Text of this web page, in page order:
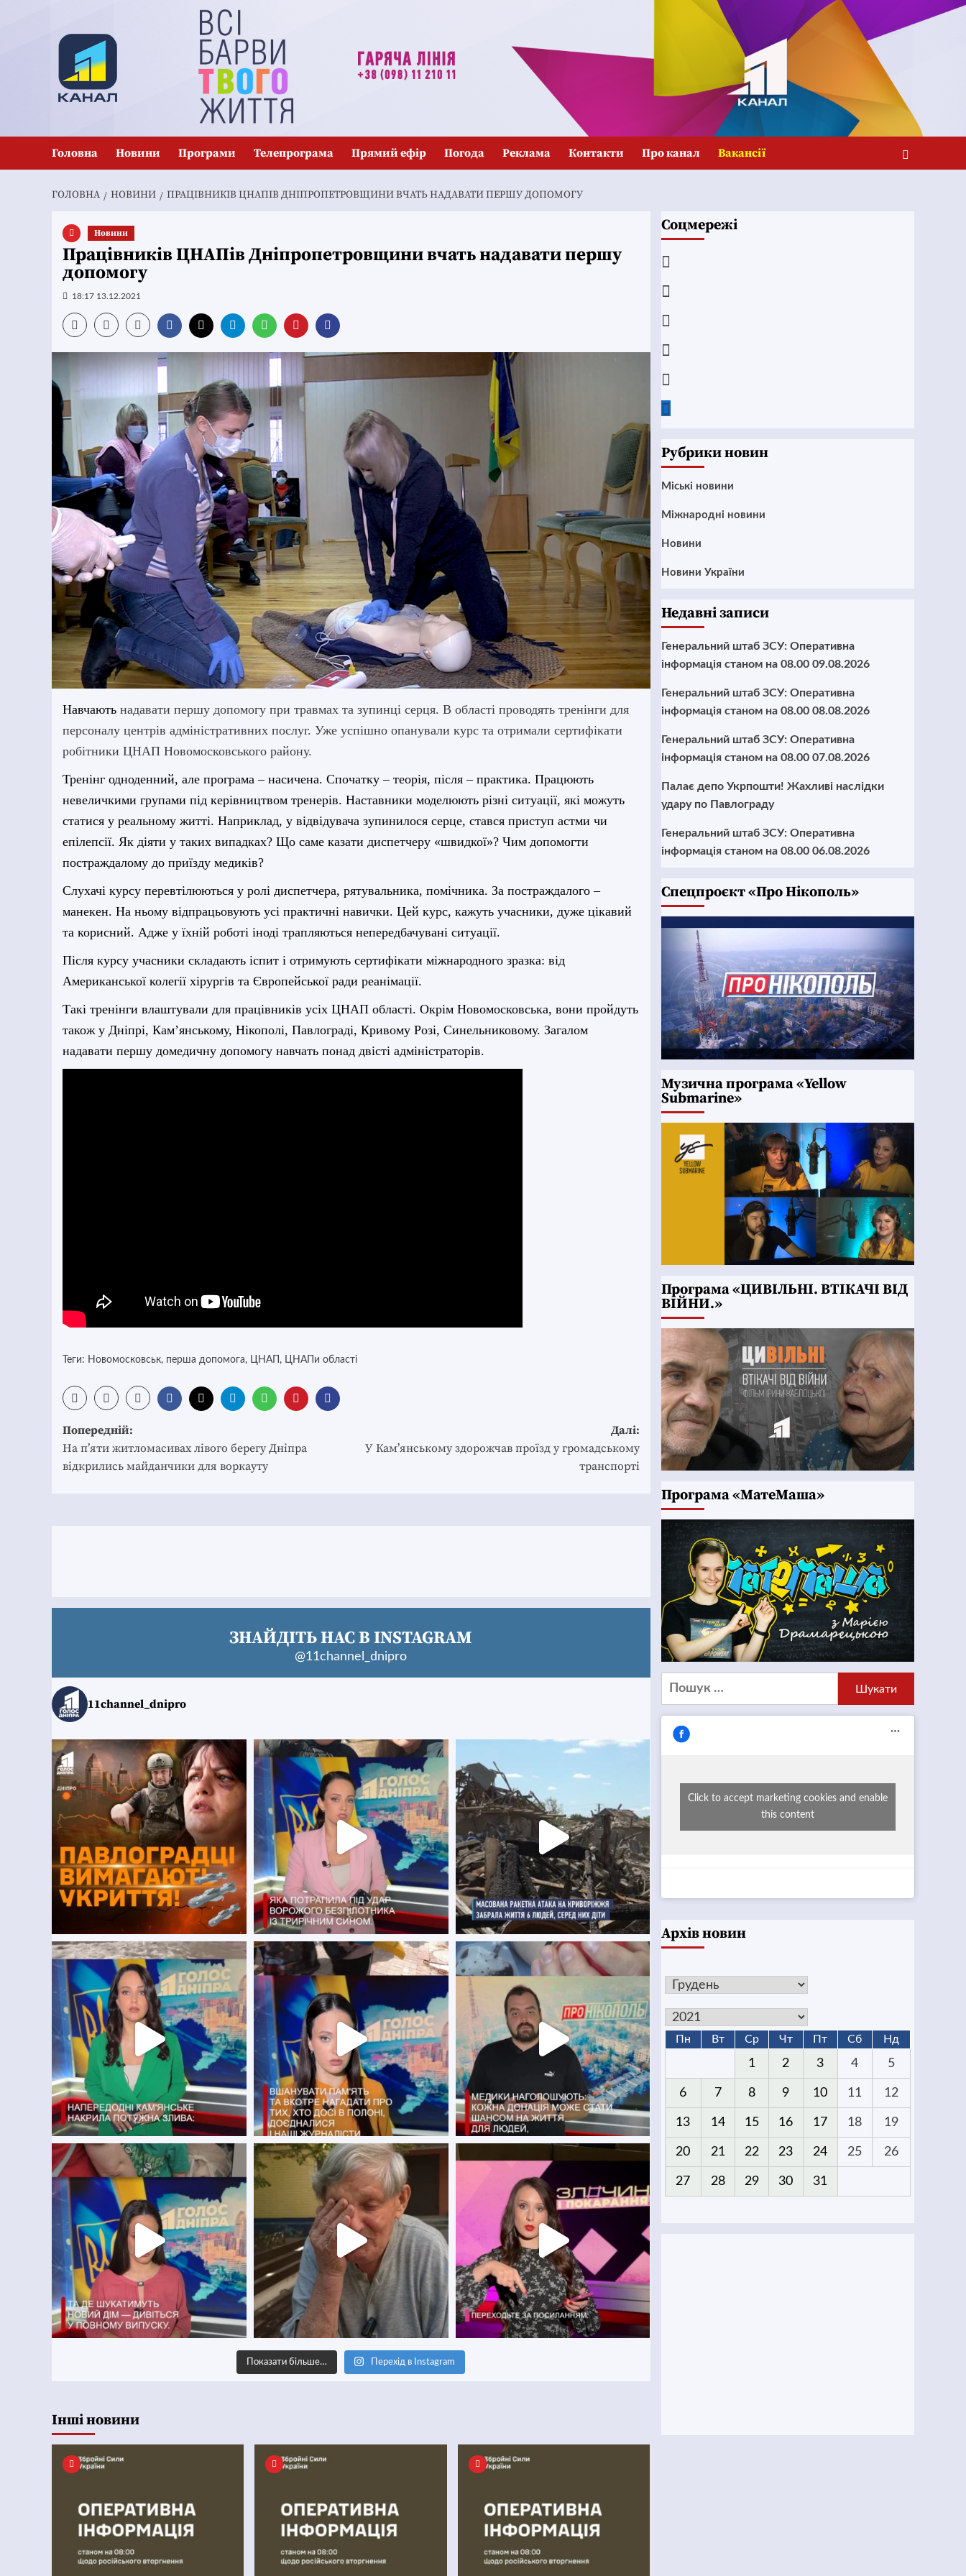
Головна Новини Програми Телепрограма Прямий ефір Погода Реклама Контакти Про канал Вакансії
ГОЛОВНА НОВИНИ ПРАЦІВНИКІВ ЦНАПІВ ДНІПРОПЕТРОВЩИНИ ВЧАТЬ НАДАВАТИ ПЕРШУ ДОПОМОГУ
Новини
Працівників ЦНАПів Дніпропетровщини вчать надавати першу
допомогу
18:17 13.12.2021
Навчають надавати першу допомогу при травмах та зупинці серця. В області проводять тренінги для
персоналу центрів адміністративних послуг. Уже успішно опанували курс та отримали сертифікати
робітники ЦНАП Новомосковського району.
Тренінг одноденний, але програма – насичена. Спочатку – теорія, після – практика. Працюють
невеличкими групами під керівництвом тренерів. Наставники моделюють різні ситуації, які можуть
статися у реальному житті. Наприклад, у відвідувача зупинилося серце, стався приступ астми чи
епілепсії. Як діяти у таких випадках? Що саме казати диспетчеру «швидкої»? Чим допомогти
постраждалому до приїзду медиків?
Слухачі курсу перевтілюються у ролі диспетчера, рятувальника, помічника. За постраждалого –
манекен. На ньому відпрацьовують усі практичні навички. Цей курс, кажуть учасники, дуже цікавий
та корисний. Адже у їхній роботі іноді трапляються непередбачувані ситуації.
Після курсу учасники складають іспит і отримують сертифікати міжнародного зразка: від
Американської колегії хірургів та Європейської ради реанімації.
Такі тренінги влаштували для працівників усіх ЦНАП області. Окрім Новомосковська, вони пройдуть
також у Дніпрі, Кам’янському, Нікополі, Павлограді, Кривому Розі, Синельниковому. Загалом
надавати першу домедичну допомогу навчать понад двісті адміністраторів.
Теги: Новомосковськ, перша допомога, ЦНАП , ЦНАПи області
Post
navigation
Попередній:
На п’яти житломасивах лівого берегу Дніпра
відкрились майданчики для воркауту
Далі:
У Кам’янському здорожчав проїзд у громадському
транспорті
ЗНАЙДІТЬ НАС В INSTAGRAM
@11channel_dnipro
11channel_dnipro
Показати більше… Перехід в Instagram
Інші новини
Соцмережі
Рубрики новин
Mіські новини
Міжнародні новини
Новини
Новини України
Недавні записи
Генеральний штаб ЗСУ: Оперативна
інформація станом на 08.00 09.08.2026
Генеральний штаб ЗСУ: Оперативна
інформація станом на 08.00 08.08.2026
Генеральний штаб ЗСУ: Оперативна
інформація станом на 08.00 07.08.2026
Палає депо Укрпошти! Жахливі наслідки
удару по Павлограду
Генеральний штаб ЗСУ: Оперативна
інформація станом на 08.00 06.08.2026
Cпецпроєкт «Про Нікополь»
Музична програма «Yellow
Submarine»
Програма «ЦИВІЛЬНІ. ВТІКАЧІ ВІД
ВІЙНИ.»
Програма «МатеМаша»
Пошук:
Click to accept marketing cookies and enable
this content
Архів новин
Пн Вт Ср Чт Пт Сб Нд
1 2 3 4 5
6 7 8 9 10 11 12
13 14 15 16 17 18 19
20 21 22 23 24 25 26
27 28 29 30 31